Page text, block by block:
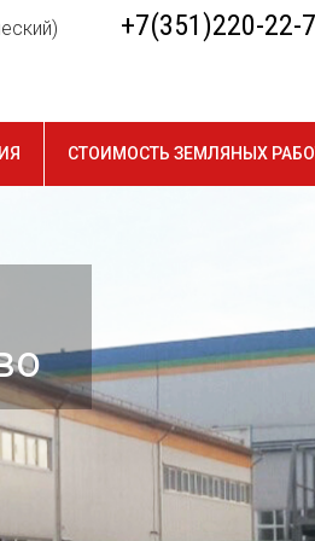
+7(351)220-22-
СТОИМОСТЬ ЗЕМЛЯНЫХ